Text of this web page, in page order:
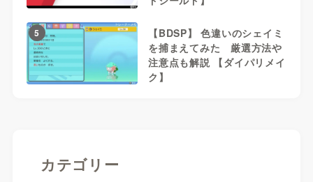
5
【BDSP】 色違いのシェイミ
を捕まえてみた 厳選方法や
注意点も解説 【ダイパリメイ
ク】
カテゴリー